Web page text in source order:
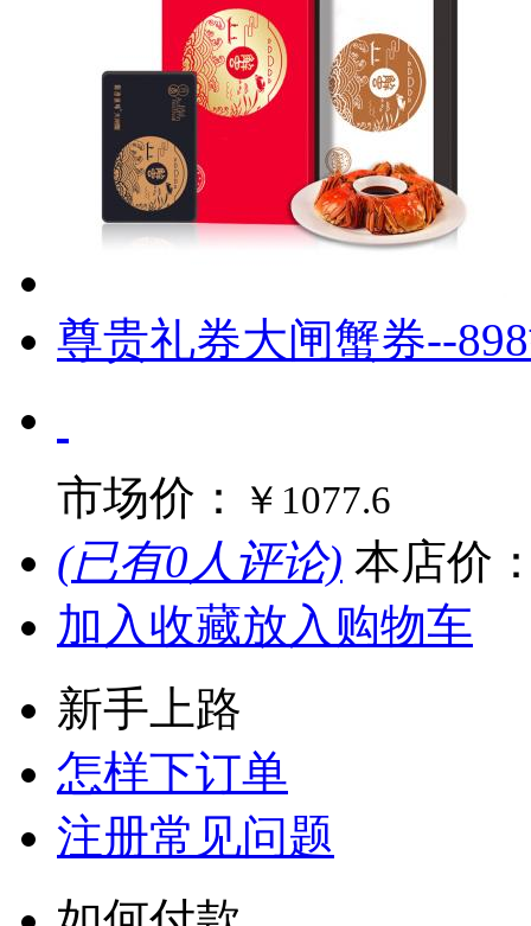
尊贵礼券大闸蟹券--
市场价： ￥1077.6
(已有0人评论) 本店价
加入收藏放入购物车
新手上路
怎样下订单
注册常见问题